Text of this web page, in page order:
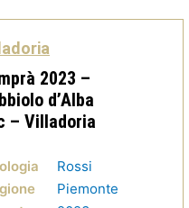
2023 –
d’Alba
– Villadoria
Rossi
Piemonte